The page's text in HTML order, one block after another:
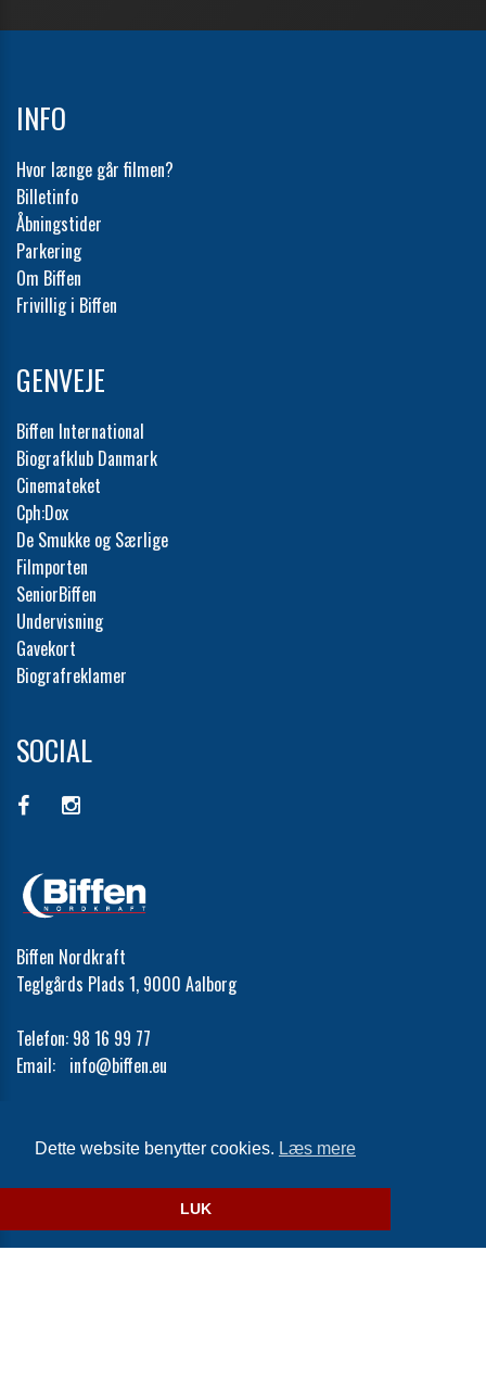
Dette website benytter cookies. Læs mere
LUK
INFO
Hvor længe går filmen?
Billetinfo
Åbningstider
Parkering
Om Biffen
Frivillig i Biffen
GENVEJE
Biffen International
Biografklub Danmark
Cinemateket
Cph:Dox
De Smukke og Særlige
Filmporten
SeniorBiffen
Undervisning
Gavekort
Biografreklamer
SOCIAL
Biffen Nordkraft
Teglgårds Plads 1, 9000 Aalborg
Telefon: 98 16 99 77
Email: info@biffen.eu